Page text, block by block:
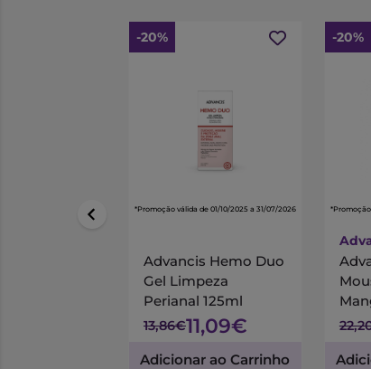
-20%
*Promoção válida de 01/10/2025 a 31/07/2026
Advancis Hemo Duo
Gel Limpeza
Perianal 125ml
13,86€11,09€
Adicionar ao Carrinho
-20%
*Promoção